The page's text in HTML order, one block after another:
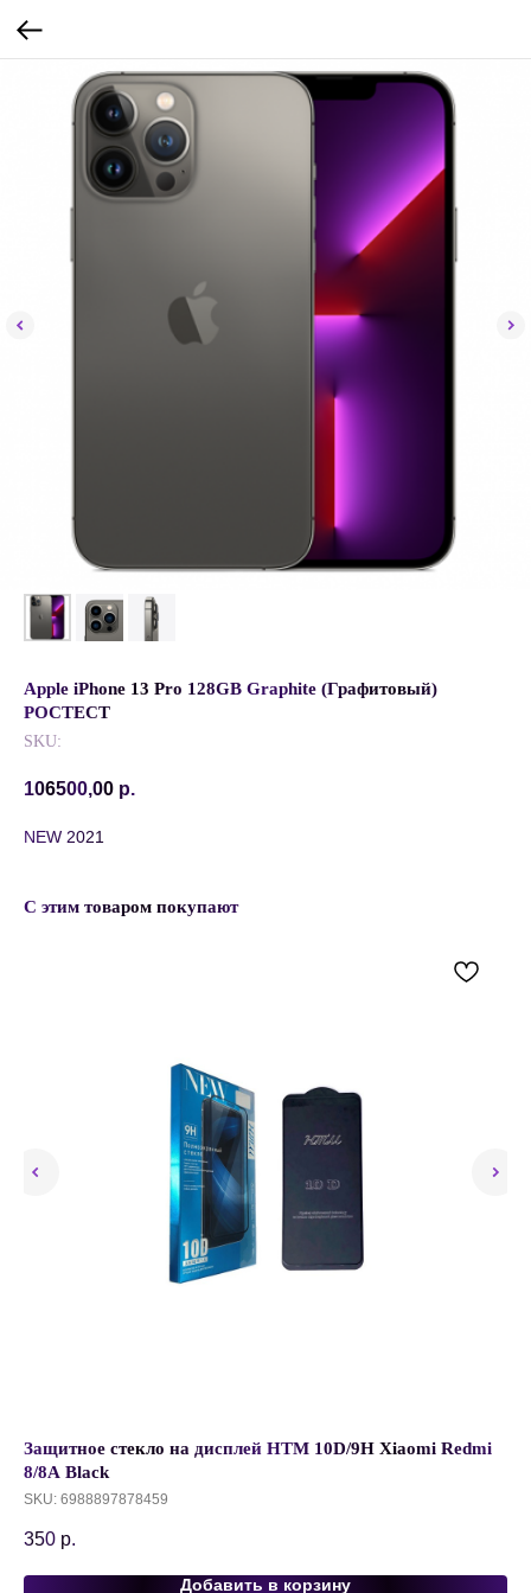
Apple iPhone 13 Pro 128GB Graphite (Графитовый)
РОСТЕСТ
SKU:
106500,00 р.
NEW 2021
С этим товаром покупают
Защитное стекло на дисплей HTM 10D/9H Xiaomi Redmi
8/8A Black
SKU: 6988897878459
350 р.
Добавить в корзину